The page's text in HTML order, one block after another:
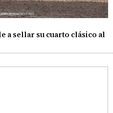
a sellar su cuarto clásico al